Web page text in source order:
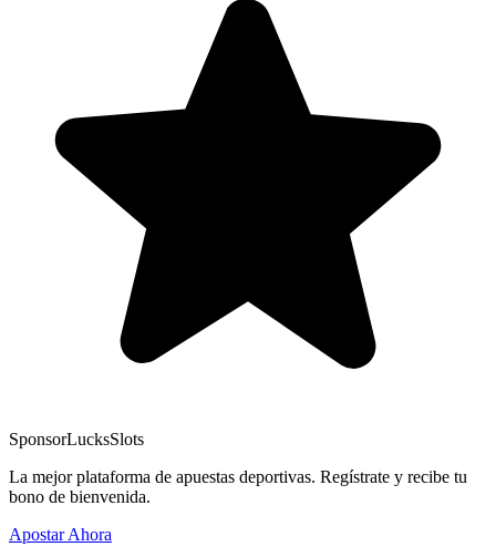
SponsorLucksSlots
La mejor plataforma de apuestas deportivas. Regístrate y recibe tu
bono de bienvenida.
Apostar Ahora